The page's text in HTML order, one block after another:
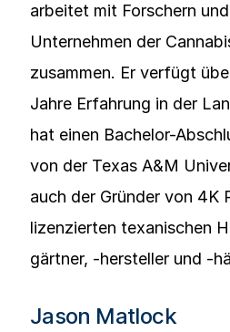
arbeitet mit Forschern
Unternehmen der
zusammen. Er verfügt
Jahre Erfahrung in der
hat einen Bachelor-
von der Texas A&M
auch der Gründer von 4K
lizenzierten texanischen
gärtner, -hersteller und -
Jason Matlock